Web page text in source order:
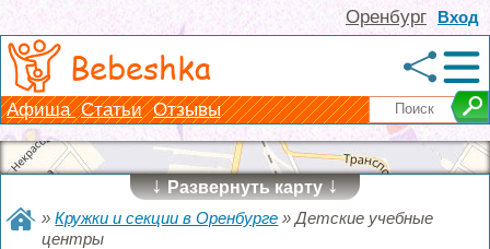
Вход
Оренбург
Bebeshka
Афиша Статьи Отзывы
↓Развернуть карту↓
»Кружки и секции в Оренбурге »Детские учебные
центры